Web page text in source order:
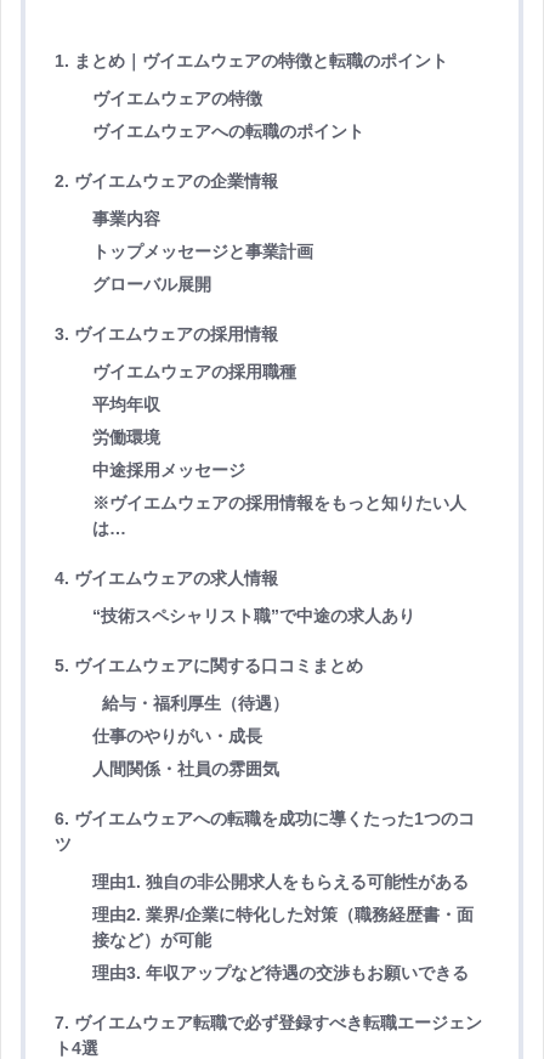
1. まとめ｜ヴイエムウェアの特徴と転職のポイント
ヴイエムウェアの特徴
ヴイエムウェアへの転職のポイント
2. ヴイエムウェアの企業情報
事業内容
トップメッセージと事業計画
グローバル展開
3. ヴイエムウェアの採用情報
ヴイエムウェアの採用職種
平均年収
労働環境
中途採用メッセージ
※ヴイエムウェアの採用情報をもっと知りたい人
は…
4. ヴイエムウェアの求人情報
“技術スペシャリスト職”で中途の求人あり
5. ヴイエムウェアに関する口コミまとめ
給与・福利厚生（待遇）
仕事のやりがい・成長
人間関係・社員の雰囲気
6. ヴイエムウェアへの転職を成功に導くたった1つのコ
ツ
理由1. 独自の非公開求人をもらえる可能性がある
理由2. 業界/企業に特化した対策（職務経歴書・面
接など）が可能
理由3. 年収アップなど待遇の交渉もお願いできる
7. ヴイエムウェア転職で必ず登録すべき転職エージェン
ト4選